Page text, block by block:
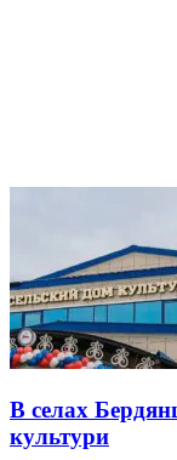
В селах
культури